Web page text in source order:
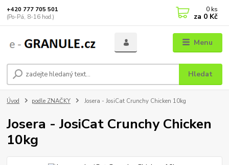
Menu
Hledat
+420 777 705 501
(Po-Pá, 8-16 hod.)
0 ks
za 0 Kč
Úvod podle ZNAČKY Josera - JosiCat Crunchy Chicken 10kg
Josera - JosiCat Crunchy Chicken
10kg